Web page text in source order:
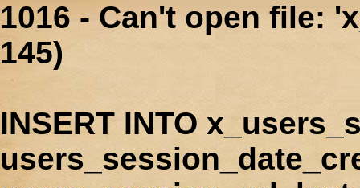
1016 - Can't open file:
145)
INSERT INTO